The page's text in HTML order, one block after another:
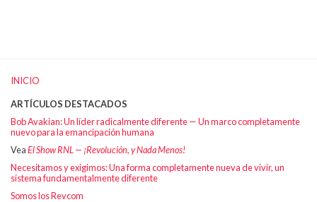
INICIO
ARTÍCULOS DESTACADOS
Bob Avakian: Un líder radicalmente diferente — Un marco completamente
nuevo para la emancipación humana
VeaEl Show RNL — ¡Revolución, y Nada Menos!
Necesitamos y exigimos: Una forma completamente nueva de vivir, un
sistema fundamentalmente diferente
Somos los Revcom